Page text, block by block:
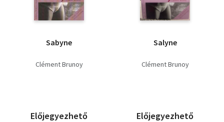
Sabyne
Clément Brunoy
Előjegyezhető
Salyne
Clément Brunoy
Előjegyezhető